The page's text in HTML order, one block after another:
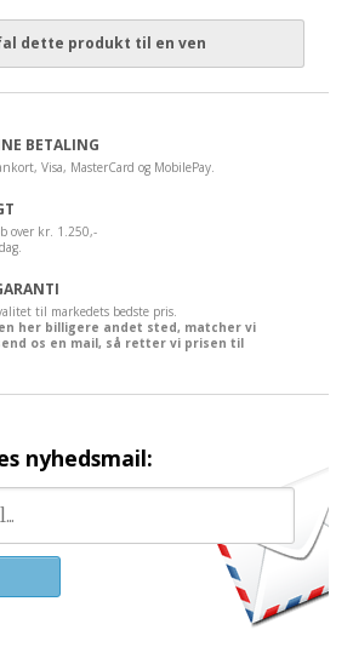
dette produkt til en ven
BETALING
Visa, MasterCard og MobilePay.
over kr. 1.250,-
til markedets bedste pris.
her billigere andet sted, matcher vi
os en mail, så retter vi prisen til
nyhedsmail: